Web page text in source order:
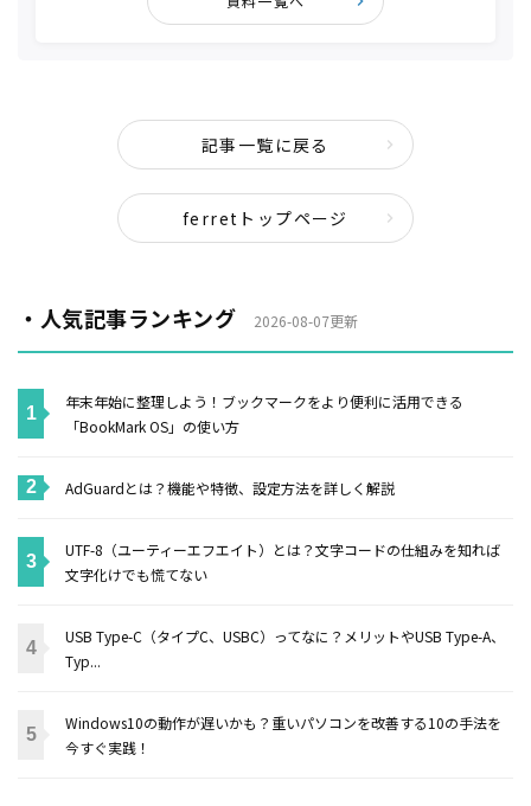
記事一覧に戻る
ferretトップページ
・人気記事ランキング 2026-08-07更新
年末年始に整理しよう！ブックマークをより便利に活用できる
「BookMark OS」の使い方
AdGuardとは？機能や特徴、設定方法を詳しく解説
UTF-8（ユーティーエフエイト）とは？文字コードの仕組みを知れば
文字化けでも慌てない
USB Type-C（タイプC、USBC）ってなに？メリットやUSB Type-A、
Typ...
Windows10の動作が遅いかも？重いパソコンを改善する10の手法を
今すぐ実践！